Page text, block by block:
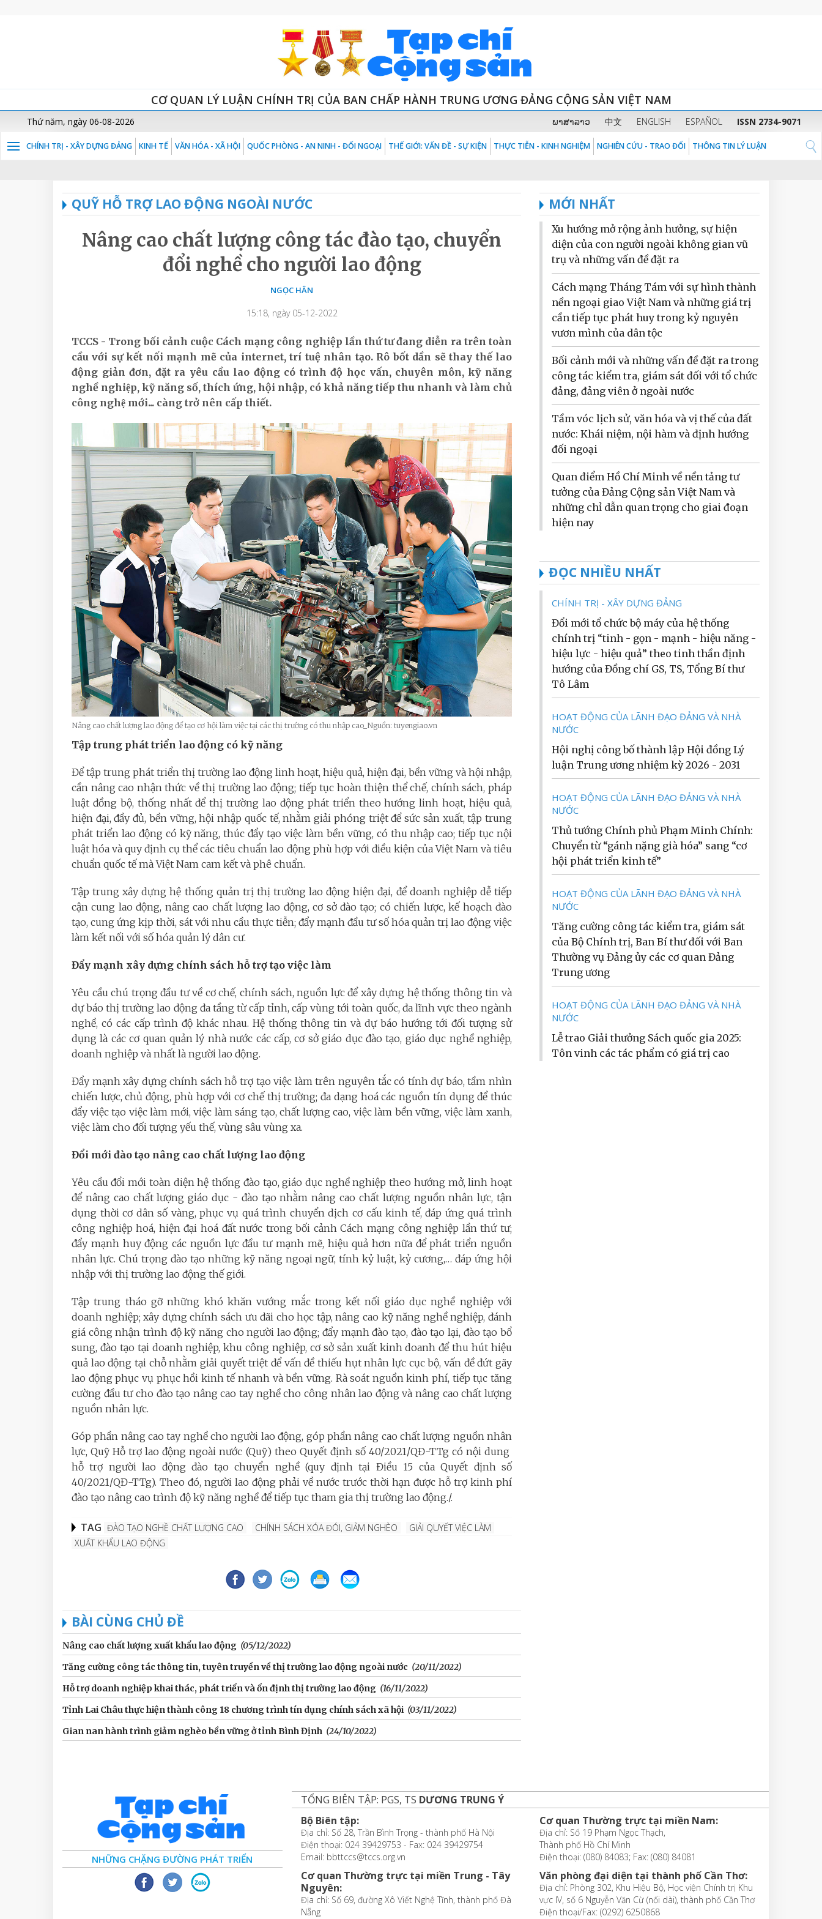
CƠ QUAN LÝ LUẬN CHÍNH TRỊ CỦA BAN CHẤP HÀNH TRUNG ƯƠNG ĐẢNG CỘNG SẢN VIỆT NAM
Thứ năm, ngày 06-08-2026 ພາສາລາວ 中文 ENGLISH ESPAÑOL ISSN 2734-9071
CHÍNH TRỊ - XÂY DỰNG ĐẢNG KINH TẾ VĂN HÓA - XÃ HỘI QUỐC PHÒNG - AN NINH - ĐỐI NGOẠI THẾ GIỚI: VẤN ĐỀ - SỰ KIỆN THỰC TIỄN - KINH NGHIỆM NGHIÊN CỨU - TRAO ĐỔI THÔNG TIN LÝ LUẬN
QUỸ HỖ TRỢ LAO ĐỘNG NGOÀI NƯỚC
Nâng cao chất lượng công tác đào tạo, chuyển
đổi nghề cho người lao động
NGỌC HÂN
15:18, ngày 05-12-2022
TCCS - Trong bối cảnh cuộc Cách mạng công nghiệp lần thứ tư đang diễn ra trên toàn
cầu với sự kết nối mạnh mẽ của internet, trí tuệ nhân tạo. Rô bốt dần sẽ thay thế lao
động giản đơn, đặt ra yêu cầu lao động có trình độ học vấn, chuyên môn, kỹ năng
nghề nghiệp, kỹ năng số, thích ứng, hội nhập, có khả năng tiếp thu nhanh và làm chủ
công nghệ mới... càng trở nên cấp thiết.
Nâng cao chất lượng lao động để tạo cơ hội làm việc tại các thị trường có thu nhập cao_Nguồn: tuyengiao.vn
Tập trung phát triển lao động có kỹ năng
Để tập trung phát triển thị trường lao động linh hoạt, hiệu quả, hiện đại, bền vững và hội nhập,
cần nâng cao nhận thức về thị trường lao động; tiếp tục hoàn thiện thể chế, chính sách, pháp
luật đồng bộ, thống nhất để thị trường lao động phát triển theo hướng linh hoạt, hiệu quả,
hiện đại, đầy đủ, bền vững, hội nhập quốc tế, nhằm giải phóng triệt để sức sản xuất, tập trung
phát triển lao động có kỹ năng, thúc đẩy tạo việc làm bền vững, có thu nhập cao; tiếp tục nội
luật hóa và quy định cụ thể các tiêu chuẩn lao động phù hợp với điều kiện của Việt Nam và tiêu
chuẩn quốc tế mà Việt Nam cam kết và phê chuẩn.
Tập trung xây dựng hệ thống quản trị thị trường lao động hiện đại, để doanh nghiệp dễ tiếp
cận cung lao động, nâng cao chất lượng lao động, cơ sở đào tạo; có chiến lược, kế hoạch đào
tạo, cung ứng kịp thời, sát với nhu cầu thực tiễn; đẩy mạnh đầu tư số hóa quản trị lao động việc
làm kết nối với số hóa quản lý dân cư.
Đẩy mạnh xây dựng chính sách hỗ trợ tạo việc làm
Yêu cầu chú trọng đầu tư về cơ chế, chính sách, nguồn lực để xây dựng hệ thống thông tin và
dự báo thị trường lao động đa tầng từ cấp tỉnh, cấp vùng tới toàn quốc, đa lĩnh vực theo ngành
nghề, có các cấp trình độ khác nhau. Hệ thống thông tin và dự báo hướng tới đối tượng sử
dụng là các cơ quan quản lý nhà nước các cấp, cơ sở giáo dục đào tạo, giáo dục nghề nghiệp,
doanh nghiệp và nhất là người lao động.
Đẩy mạnh xây dựng chính sách hỗ trợ tạo việc làm trên nguyên tắc có tính dự báo, tầm nhìn
chiến lược, chủ động, phù hợp với cơ chế thị trường; đa dạng hoá các nguồn tín dụng để thúc
đẩy việc tạo việc làm mới, việc làm sáng tạo, chất lượng cao, việc làm bền vững, việc làm xanh,
việc làm cho đối tượng yếu thế, vùng sâu vùng xa.
Đổi mới đào tạo nâng cao chất lượng lao động
Yêu cầu đổi mới toàn diện hệ thống đào tạo, giáo dục nghề nghiệp theo hướng mở, linh hoạt
để nâng cao chất lượng giáo dục - đào tạo nhằm nâng cao chất lượng nguồn nhân lực, tận
dụng thời cơ dân số vàng, phục vụ quá trình chuyển dịch cơ cấu kinh tế, đáp ứng quá trình
công nghiệp hoá, hiện đại hoá đất nước trong bối cảnh Cách mạng công nghiệp lần thứ tư;
đẩy mạnh huy động các nguồn lực đầu tư mạnh mẽ, hiệu quả hơn nữa để phát triển nguồn
nhân lực. Chú trọng đào tạo những kỹ năng ngoại ngữ, tính kỷ luật, kỷ cương,… đáp ứng hội
nhập với thị trường lao động thế giới.
Tập trung tháo gỡ những khó khăn vướng mắc trong kết nối giáo dục nghề nghiệp với
doanh nghiệp; xây dựng chính sách ưu đãi cho học tập, nâng cao kỹ năng nghề nghiệp, đánh
giá công nhận trình độ kỹ năng cho người lao động; đẩy mạnh đào tạo, đào tạo lại, đào tạo bổ
sung, đào tạo tại doanh nghiệp, khu công nghiệp, cơ sở sản xuất kinh doanh để thu hút hiệu
quả lao động tại chỗ nhằm giải quyết triệt để vấn đề thiếu hụt nhân lực cục bộ, vấn đề đứt gãy
lao động phục vụ phục hồi kinh tế nhanh và bền vững. Rà soát nguồn kinh phí, tiếp tục tăng
cường đầu tư cho đào tạo nâng cao tay nghề cho công nhân lao động và nâng cao chất lượng
nguồn nhân lực.
Góp phần nâng cao tay nghề cho người lao động, góp phần nâng cao chất lượng nguồn nhân
lực, Quỹ Hỗ trợ lao động ngoài nước (Quỹ) theo Quyết định số 40/2021/QĐ-TTg có nội dung
hỗ trợ người lao động đào tạo chuyển nghề (quy định tại Điều 15 của Quyết định số
40/2021/QĐ-TTg). Theo đó, người lao động phải về nước trước thời hạn được hỗ trợ kinh phí
đào tạo nâng cao trình độ kỹ năng nghề để tiếp tục tham gia thị trường lao động./.
TAG ĐÀO TẠO NGHỀ CHẤT LƯỢNG CAO CHÍNH SÁCH XÓA ĐÓI, GIẢM NGHÈO
GIẢI QUYẾT VIỆC LÀM
XUẤT KHẨU LAO ĐỘNG
BÀI CÙNG CHỦ ĐỀ
Nâng cao chất lượng xuất khẩu lao động (05/12/2022)
Tăng cường công tác thông tin, tuyên truyền về thị trường lao động ngoài nước (20/11/2022)
Hỗ trợ doanh nghiệp khai thác, phát triển và ổn định thị trường lao động (16/11/2022)
Tỉnh Lai Châu thực hiện thành công 18 chương trình tín dụng chính sách xã hội (03/11/2022)
Gian nan hành trình giảm nghèo bền vững ở tỉnh Bình Định (24/10/2022)
MỚI NHẤT
Xu hướng mở rộng ảnh hưởng, sự hiện
diện của con người ngoài không gian vũ
trụ và những vấn đề đặt ra
Cách mạng Tháng Tám với sự hình thành
nền ngoại giao Việt Nam và những giá trị
cần tiếp tục phát huy trong kỷ nguyên
vươn mình của dân tộc
Bối cảnh mới và những vấn đề đặt ra trong
công tác kiểm tra, giám sát đối với tổ chức
đảng, đảng viên ở ngoài nước
Tầm vóc lịch sử, văn hóa và vị thế của đất
nước: Khái niệm, nội hàm và định hướng
đối ngoại
Quan điểm Hồ Chí Minh về nền tảng tư
tưởng của Đảng Cộng sản Việt Nam và
những chỉ dẫn quan trọng cho giai đoạn
hiện nay
ĐỌC NHIỀU NHẤT
CHÍNH TRỊ - XÂY DỰNG ĐẢNG
Đổi mới tổ chức bộ máy của hệ thống
chính trị “tinh - gọn - mạnh - hiệu năng -
hiệu lực - hiệu quả” theo tinh thần định
hướng của Đồng chí GS, TS, Tổng Bí thư
Tô Lâm
HOẠT ĐỘNG CỦA LÃNH ĐẠO ĐẢNG VÀ NHÀ
NƯỚC
Hội nghị công bố thành lập Hội đồng Lý
luận Trung ương nhiệm kỳ 2026 - 2031
HOẠT ĐỘNG CỦA LÃNH ĐẠO ĐẢNG VÀ NHÀ
NƯỚC
Thủ tướng Chính phủ Phạm Minh Chính:
Chuyển từ “gánh nặng già hóa” sang “cơ
hội phát triển kinh tế”
HOẠT ĐỘNG CỦA LÃNH ĐẠO ĐẢNG VÀ NHÀ
NƯỚC
Tăng cường công tác kiểm tra, giám sát
của Bộ Chính trị, Ban Bí thư đối với Ban
Thường vụ Đảng ủy các cơ quan Đảng
Trung ương
HOẠT ĐỘNG CỦA LÃNH ĐẠO ĐẢNG VÀ NHÀ
NƯỚC
Lễ trao Giải thưởng Sách quốc gia 2025:
Tôn vinh các tác phẩm có giá trị cao
NHỮNG CHẶNG ĐƯỜNG PHÁT TRIỂN
TỔNG BIÊN TẬP: PGS, TS DƯƠNG TRUNG Ý
Bộ Biên tập:
Địa chỉ: Số 28, Trần Bình Trọng - thành phố Hà Nội
Điện thoại: 024 39429753 - Fax: 024 39429754
Email: bbttccs@tccs.org.vn
Cơ quan Thường trực tại miền Trung - Tây
Nguyên:
Địa chỉ: Số 69, đường Xô Viết Nghệ Tĩnh, thành phố Đà
Nẵng
Cơ quan Thường trực tại miền Nam:
Địa chỉ: Số 19 Phạm Ngọc Thạch,
Thành phố Hồ Chí Minh
Điện thoại: (080) 84083; Fax: (080) 84081
Văn phòng đại diện tại thành phố Cần Thơ:
Địa chỉ: Phòng 302, Khu Hiệu Bộ, Học viện Chính trị Khu
vực IV, số 6 Nguyễn Văn Cừ (nối dài), thành phố Cần Thơ
Điện thoại/Fax: (0292) 6250868